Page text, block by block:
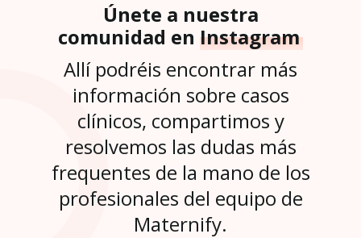
Únete a nuestra
comunidad en Instagram
Allí podréis encontrar más
información sobre casos
clínicos, compartimos y
resolvemos las dudas más
frequentes de la mano de los
profesionales del equipo de
Maternify.